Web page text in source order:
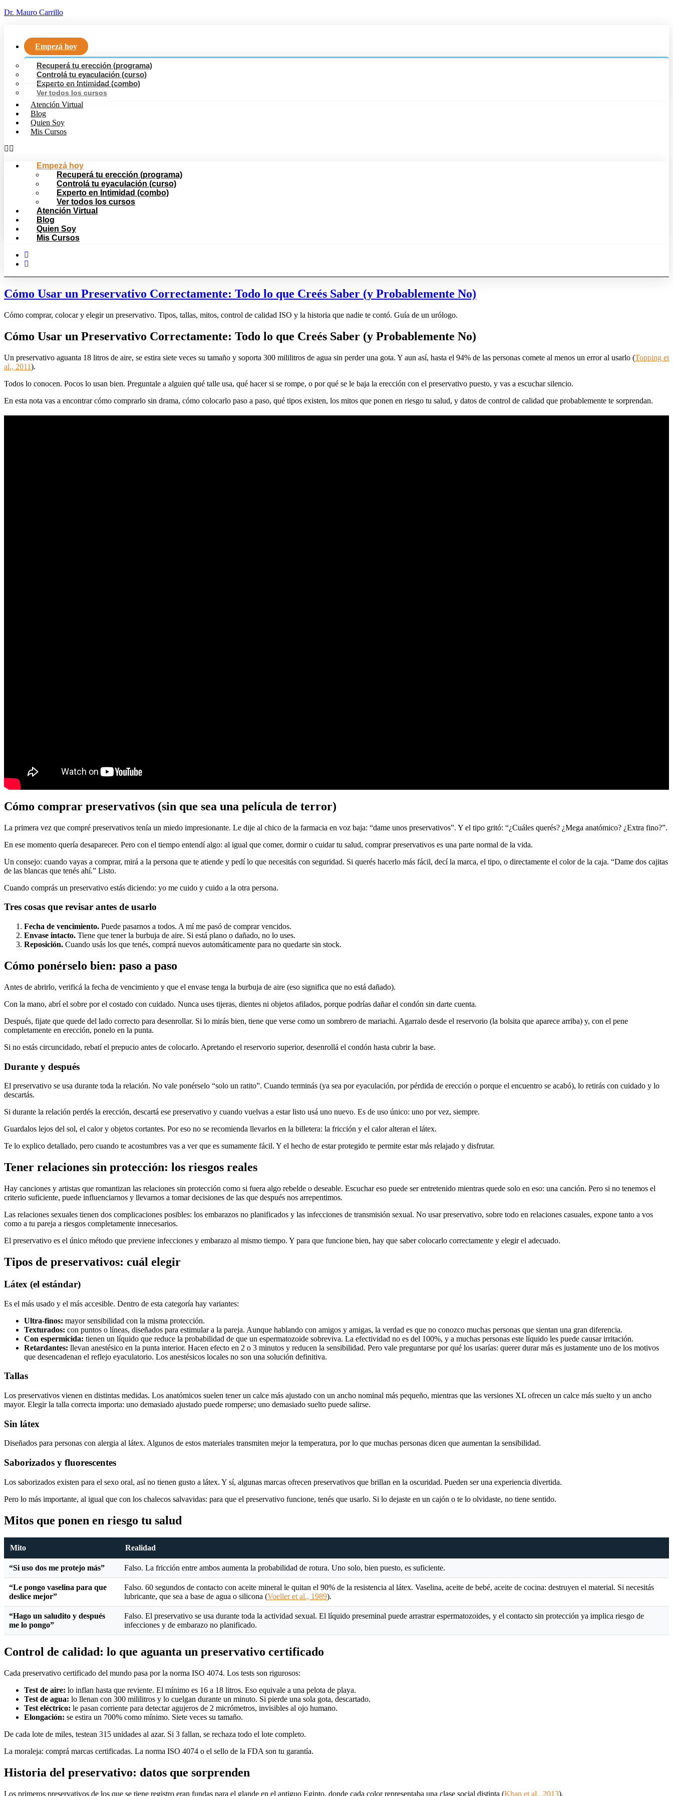
Dr. Mauro Carrillo
Empezá hoy
Recuperá tu erección (programa)
Controlá tu eyaculación (curso)
Experto en Intimidad (combo)
Ver todos los cursos
Atención Virtual
Blog
Quien Soy
Mis Cursos
Empezá hoy
Recuperá tu erección (programa)
Controlá tu eyaculación (curso)
Experto en Intimidad (combo)
Ver todos los cursos
Atención Virtual
Blog
Quien Soy
Mis Cursos
Cómo Usar un Preservativo Correctamente: Todo lo que Creés Saber (y Probablemente No)
Cómo comprar, colocar y elegir un preservativo. Tipos, tallas, mitos, control de calidad ISO y la historia que nadie te contó. Guía de un urólogo.
Cómo Usar un Preservativo Correctamente: Todo lo que Creés Saber (y Probablemente No)
Un preservativo aguanta 18 litros de aire, se estira siete veces su tamaño y soporta 300 mililitros de agua sin perder una gota. Y aun así, hasta el 94% de las personas comete al menos un error al usarlo (Topping et
al., 2011).
Todos lo conocen. Pocos lo usan bien. Preguntale a alguien qué talle usa, qué hacer si se rompe, o por qué se le baja la erección con el preservativo puesto, y vas a escuchar silencio.
En esta nota vas a encontrar cómo comprarlo sin drama, cómo colocarlo paso a paso, qué tipos existen, los mitos que ponen en riesgo tu salud, y datos de control de calidad que probablemente te sorprendan.
Cómo comprar preservativos (sin que sea una película de terror)
La primera vez que compré preservativos tenía un miedo impresionante. Le dije al chico de la farmacia en voz baja: “dame unos preservativos”. Y el tipo gritó: “¿Cuáles querés? ¿Mega anatómico? ¿Extra fino?”.
En ese momento quería desaparecer. Pero con el tiempo entendí algo: al igual que comer, dormir o cuidar tu salud, comprar preservativos es una parte normal de la vida.
Un consejo: cuando vayas a comprar, mirá a la persona que te atiende y pedí lo que necesitás con seguridad. Si querés hacerlo más fácil, decí la marca, el tipo, o directamente el color de la caja. “Dame dos cajitas
de las blancas que tenés ahí.” Listo.
Cuando comprás un preservativo estás diciendo: yo me cuido y cuido a la otra persona.
Tres cosas que revisar antes de usarlo
Fecha de vencimiento. Puede pasarnos a todos. A mí me pasó de comprar vencidos.
Envase intacto. Tiene que tener la burbuja de aire. Si está plano o dañado, no lo uses.
Reposición. Cuando usás los que tenés, comprá nuevos automáticamente para no quedarte sin stock.
Cómo ponérselo bien: paso a paso
Antes de abrirlo, verificá la fecha de vencimiento y que el envase tenga la burbuja de aire (eso significa que no está dañado).
Con la mano, abrí el sobre por el costado con cuidado. Nunca uses tijeras, dientes ni objetos afilados, porque podrías dañar el condón sin darte cuenta.
Después, fijate que quede del lado correcto para desenrollar. Si lo mirás bien, tiene que verse como un sombrero de mariachi. Agarralo desde el reservorio (la bolsita que aparece arriba) y, con el pene
completamente en erección, ponelo en la punta.
Si no estás circuncidado, rebatí el prepucio antes de colocarlo. Apretando el reservorio superior, desenrollá el condón hasta cubrir la base.
Durante y después
El preservativo se usa durante toda la relación. No vale ponérselo “solo un ratito”. Cuando terminás (ya sea por eyaculación, por pérdida de erección o porque el encuentro se acabó), lo retirás con cuidado y lo
descartás.
Si durante la relación perdés la erección, descartá ese preservativo y cuando vuelvas a estar listo usá uno nuevo. Es de uso único: uno por vez, siempre.
Guardalos lejos del sol, el calor y objetos cortantes. Por eso no se recomienda llevarlos en la billetera: la fricción y el calor alteran el látex.
Te lo explico detallado, pero cuando te acostumbres vas a ver que es sumamente fácil. Y el hecho de estar protegido te permite estar más relajado y disfrutar.
Tener relaciones sin protección: los riesgos reales
Hay canciones y artistas que romantizan las relaciones sin protección como si fuera algo rebelde o deseable. Escuchar eso puede ser entretenido mientras quede solo en eso: una canción. Pero si no tenemos el
criterio suficiente, puede influenciarnos y llevarnos a tomar decisiones de las que después nos arrepentimos.
Las relaciones sexuales tienen dos complicaciones posibles: los embarazos no planificados y las infecciones de transmisión sexual. No usar preservativo, sobre todo en relaciones casuales, expone tanto a vos
como a tu pareja a riesgos completamente innecesarios.
El preservativo es el único método que previene infecciones y embarazo al mismo tiempo. Y para que funcione bien, hay que saber colocarlo correctamente y elegir el adecuado.
Tipos de preservativos: cuál elegir
Látex (el estándar)
Es el más usado y el más accesible. Dentro de esta categoría hay variantes:
Ultra-finos: mayor sensibilidad con la misma protección.
Texturados: con puntos o líneas, diseñados para estimular a la pareja. Aunque hablando con amigos y amigas, la verdad es que no conozco muchas personas que sientan una gran diferencia.
Con espermicida: tienen un líquido que reduce la probabilidad de que un espermatozoide sobreviva. La efectividad no es del 100%, y a muchas personas este líquido les puede causar irritación.
Retardantes: llevan anestésico en la punta interior. Hacen efecto en 2 o 3 minutos y reducen la sensibilidad. Pero vale preguntarse por qué los usarías: querer durar más es justamente uno de los motivos
que desencadenan el reflejo eyaculatorio. Los anestésicos locales no son una solución definitiva.
Tallas
Los preservativos vienen en distintas medidas. Los anatómicos suelen tener un calce más ajustado con un ancho nominal más pequeño, mientras que las versiones XL ofrecen un calce más suelto y un ancho
mayor. Elegir la talla correcta importa: uno demasiado ajustado puede romperse; uno demasiado suelto puede salirse.
Sin látex
Diseñados para personas con alergia al látex. Algunos de estos materiales transmiten mejor la temperatura, por lo que muchas personas dicen que aumentan la sensibilidad.
Saborizados y fluorescentes
Los saborizados existen para el sexo oral, así no tienen gusto a látex. Y sí, algunas marcas ofrecen preservativos que brillan en la oscuridad. Pueden ser una experiencia divertida.
Pero lo más importante, al igual que con los chalecos salvavidas: para que el preservativo funcione, tenés que usarlo. Si lo dejaste en un cajón o te lo olvidaste, no tiene sentido.
Mitos que ponen en riesgo tu salud
Mito Realidad
“Si uso dos me protejo más” Falso. La fricción entre ambos aumenta la probabilidad de rotura. Uno solo, bien puesto, es suficiente.
“Le pongo vaselina para que
deslice mejor”
Falso. 60 segundos de contacto con aceite mineral le quitan el 90% de la resistencia al látex. Vaselina, aceite de bebé, aceite de cocina: destruyen el material. Si necesitás
lubricante, que sea a base de agua o silicona (Voeller et al., 1989).
“Hago un saludito y después
me lo pongo”
Falso. El preservativo se usa durante toda la actividad sexual. El líquido preseminal puede arrastrar espermatozoides, y el contacto sin protección ya implica riesgo de
infecciones y de embarazo no planificado.
Control de calidad: lo que aguanta un preservativo certificado
Cada preservativo certificado del mundo pasa por la norma ISO 4074. Los tests son rigurosos:
Test de aire: lo inflan hasta que reviente. El mínimo es 16 a 18 litros. Eso equivale a una pelota de playa.
Test de agua: lo llenan con 300 mililitros y lo cuelgan durante un minuto. Si pierde una sola gota, descartado.
Test eléctrico: le pasan corriente para detectar agujeros de 2 micrómetros, invisibles al ojo humano.
Elongación: se estira un 700% como mínimo. Siete veces su tamaño.
De cada lote de miles, testean 315 unidades al azar. Si 3 fallan, se rechaza todo el lote completo.
La moraleja: comprá marcas certificadas. La norma ISO 4074 o el sello de la FDA son tu garantía.
Historia del preservativo: datos que sorprenden
Los primeros preservativos de los que se tiene registro eran fundas para el glande en el antiguo Egipto, donde cada color representaba una clase social distinta (Khan et al., 2013).